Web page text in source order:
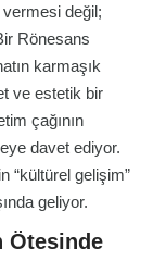
vermesi değil;
Rönesans
karmaşık
ve estetik bir
çağının
davet ediyor.
“kültürel gelişim”
geliyor.
Ötesinde